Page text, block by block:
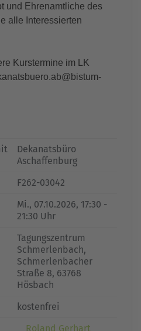
und Ehrenamtliche des
alle Interessierten
Kurstermine im LK
Dekanatsbüro
Aschaffenburg
F262-03042
Mi., 07.10.2026, 17:30 -
21:30 Uhr
Tagungszentrum
Schmerlenbach,
Schmerlenbacher
Straße 8, 63768
Hösbach
kostenfrei
Roland Gerhart